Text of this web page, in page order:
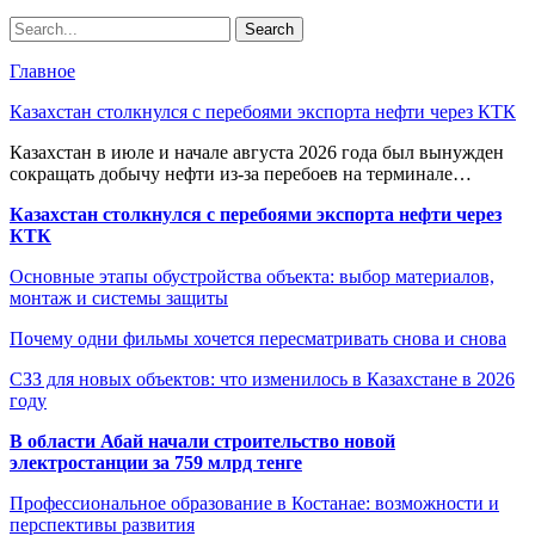
Главное
Казахстан столкнулся с перебоями экспорта нефти через КТК
Казахстан в июле и начале августа 2026 года был вынужден
сокращать добычу нефти из-за перебоев на терминале…
Казахстан столкнулся с перебоями экспорта нефти через
КТК
Основные этапы обустройства объекта: выбор материалов,
монтаж и системы защиты
Почему одни фильмы хочется пересматривать снова и снова
СЗЗ для новых объектов: что изменилось в Казахстане в 2026
году
В области Абай начали строительство новой
электростанции за 759 млрд тенге
Профессиональное образование в Костанае: возможности и
перспективы развития